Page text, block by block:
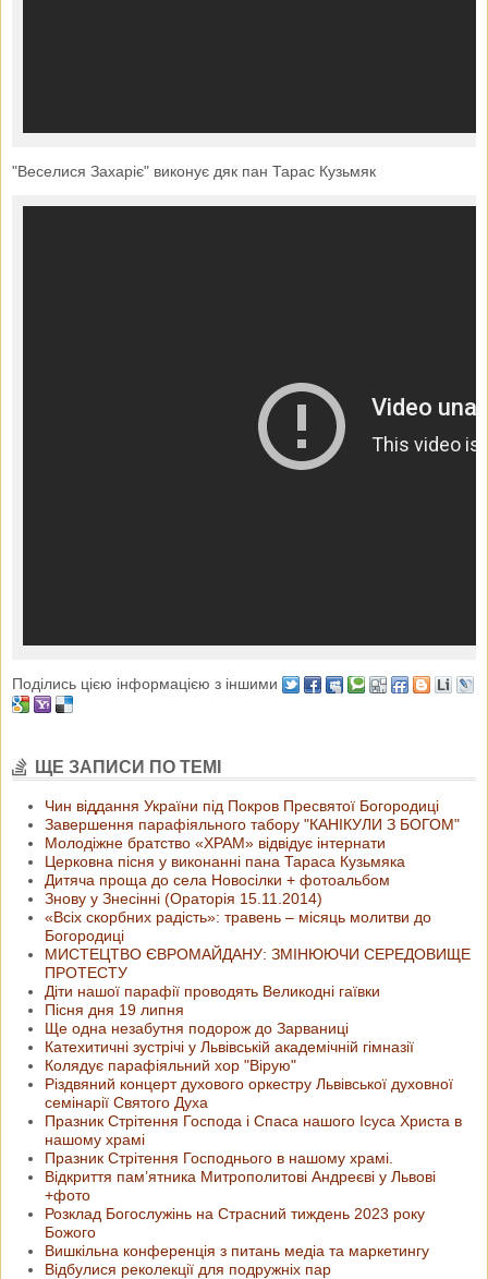
"Веселися Захаріє" виконує дяк пан Тарас Кузьмяк
Поділись цією інформацією з іншими
ЩЕ ЗАПИСИ ПО ТЕМІ
Чин віддання України під Покров Пресвятої Богородиці
Завершення парафіяльного табору "КАНІКУЛИ З БОГОМ"
Молодіжне братство «ХРАМ» відвідує інтернати
Церковна пісня у виконанні пана Тараса Кузьмяка
Дитяча проща до села Новосілки + фотоальбом
Знову у Знесінні (Ораторія 15.11.2014)
«Всіх скорбних радість»: травень – місяць молитви до
Богородиці
МИСТЕЦТВО ЄВРОМАЙДАНУ: ЗМІНЮЮЧИ СЕРЕДОВИЩЕ
ПРОТЕСТУ
Діти нашої парафії проводять Великодні гаївки
Пісня дня 19 липня
Ще одна незабутня подорож до Зарваниці
Катехитичні зустрічі у Львівській академічній гімназії
Колядує парафіяльний хор "Вірую"
Різдвяний концерт духового оркестру Львівської духовної
семінарії Святого Духа
Празник Стрітення Господа і Спаса нашого Ісуса Христа в
нашому храмі
Празник Стрітення Господнього в нашому храмі.
Відкриття пам’ятника Митрополитові Андреєві у Львові
+фото
Розклад Богослужінь на Страсний тиждень 2023 року
Божого
Вишкільна конференція з питань медіа та маркетингу
Відбулися реколекції для подружніх пар